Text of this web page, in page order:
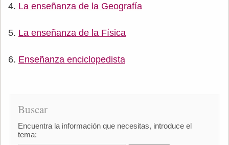
La enseñanza de la Geografía
La enseñanza de la Física
Enseñanza enciclopedista
Buscar
Encuentra la información que necesitas, introduce el
tema: